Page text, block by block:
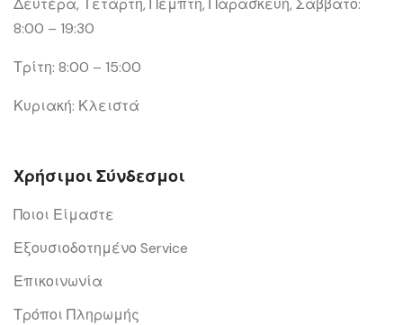
Δευτέρα, Τετάρτη, Πέμπτη, Παρασκευή, Σάββατο:
8:00 – 19:30
Τρίτη: 8:00 – 15:00
Κυριακή: Κλειστά
Χρήσιμοι Σύνδεσμοι
Ποιοι Είμαστε
Εξουσιοδοτημένο Service
Επικοινωνία
Τρόποι Πληρωμής